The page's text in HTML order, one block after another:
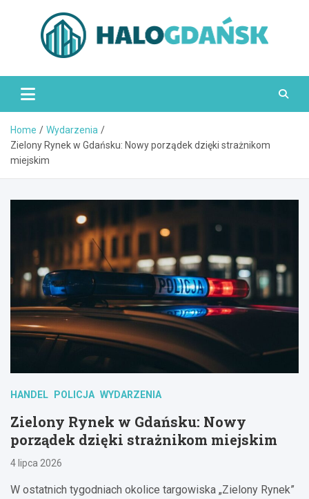
HaloGdańsk.pl
Home
Wydarzenia
Zielony Rynek w Gdańsku: Nowy porządek dzięki strażnikom
miejskim
HANDEL POLICJA WYDARZENIA
Zielony Rynek w Gdańsku: Nowy
porządek dzięki strażnikom miejskim
4 lipca 2026
W ostatnich tygodniach okolice targowiska „Zielony Rynek”